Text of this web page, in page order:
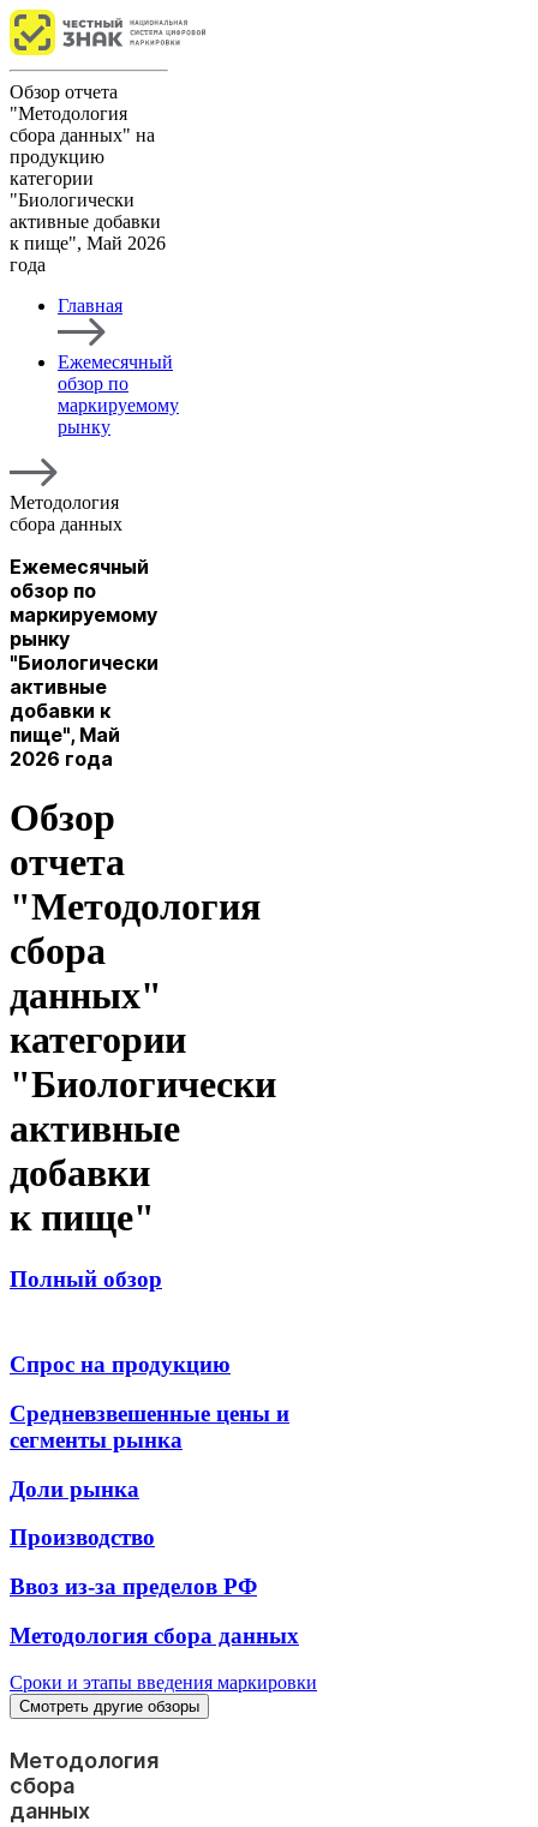
Обзор отчета
"Методология
сбора данных" на
продукцию
категории
"Биологически
активные добавки
к пище", Май 2026
года
Главная
Ежемесячный
обзор по
маркируемому
рынку
Методология
сбора данных
Ежемесячный
обзор по
маркируемому
рынку
"Биологически
активные
добавки к
пище", Май
2026 года
Обзор
отчета
"Методология
сбора
данных"
категории
"Биологически
активные
добавки
к пище"
Полный обзор
Спрос на продукцию
Средневзвешенные цены и
сегменты рынка
Доли рынка
Производство
Ввоз из-за пределов РФ
Методология сбора данных
Сроки и этапы введения маркировки
Смотреть другие обзоры
Методология
сбора
данных